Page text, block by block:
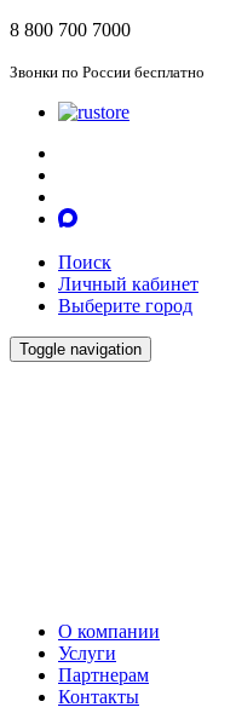
8 800 700 7000
Звонки по России бесплатно
Поиск
Личный кабинет
Выберите город
Toggle navigation
О компании
Услуги
Партнерам
Контакты